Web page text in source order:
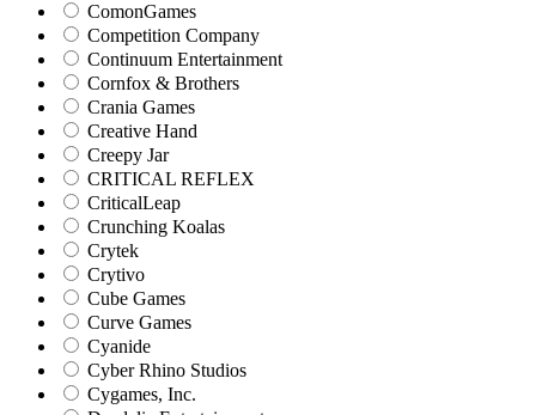
ComonGames
Competition Company
Continuum Entertainment
Cornfox & Brothers
Crania Games
Creative Hand
Creepy Jar
CRITICAL REFLEX
CriticalLeap
Crunching Koalas
Crytek
Crytivo
Cube Games
Curve Games
Cyanide
Cyber Rhino Studios
Cygames, Inc.